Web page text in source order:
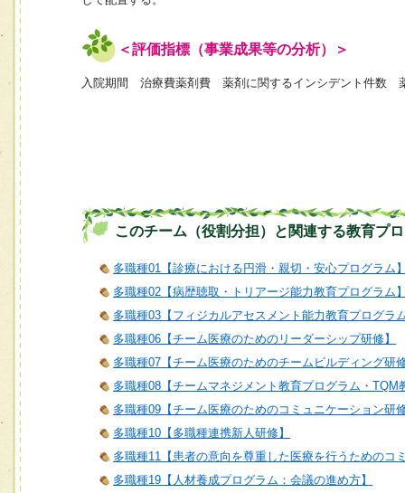
＜評価指標（事業成果等の分析）＞
入院期間 治療費薬剤費 薬剤に関するインシデント件数
このチーム（役割分担）と関連する教育プ
多職種01【診療における円滑・親切・安心プログラム
多職種02【病歴聴取・トリアージ能力教育プログラム
多職種03【フィジカルアセスメント能力教育プログラ
多職種06【チーム医療のためのリーダーシップ研修】
多職種07【チーム医療のためのチームビルディング研
多職種08【チームマネジメント教育プログラム・TQM
多職種09【チーム医療のためのコミュニケーション研
多職種10【多職種連携新人研修】
多職種11【患者の意向を尊重した医療を行うためのコ
多職種19【人材養成プログラム：会議の進め方】